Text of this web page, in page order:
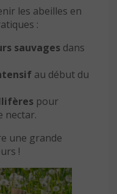
les abeilles en
:
sauvages dans
au début du
pour
nectar.
une grande
!